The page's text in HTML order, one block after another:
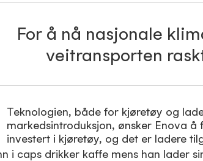
For å nå nasjonale
veitransporten
Teknologien, både for kjøretøy og
markedsintroduksjon, ønsker Enova
investert i kjøretøy, og det er ladere